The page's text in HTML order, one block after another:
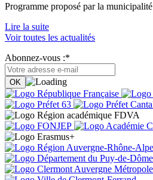
Programme proposé par la municipalité
Lire la suite
Voir toutes les actualités
Abonnez-vous :*